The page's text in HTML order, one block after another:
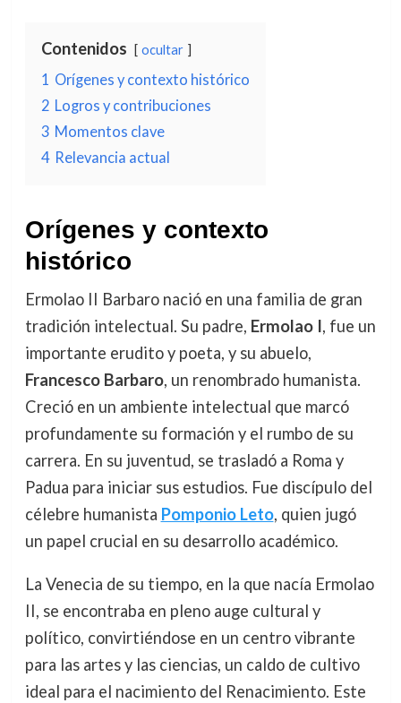
Contenidos ocultar
1 Orígenes y contexto histórico
2 Logros y contribuciones
3 Momentos clave
4 Relevancia actual
Orígenes y contexto
histórico
Ermolao II Barbaro nació en una familia de gran
tradición intelectual. Su padre, Ermolao I, fue un
importante erudito y poeta, y su abuelo,
Francesco Barbaro, un renombrado humanista.
Creció en un ambiente intelectual que marcó
profundamente su formación y el rumbo de su
carrera. En su juventud, se trasladó a Roma y
Padua para iniciar sus estudios. Fue discípulo del
célebre humanista Pomponio Leto, quien jugó
un papel crucial en su desarrollo académico.
La Venecia de su tiempo, en la que nacía Ermolao
II, se encontraba en pleno auge cultural y
político, convirtiéndose en un centro vibrante
para las artes y las ciencias, un caldo de cultivo
ideal para el nacimiento del Renacimiento. Este